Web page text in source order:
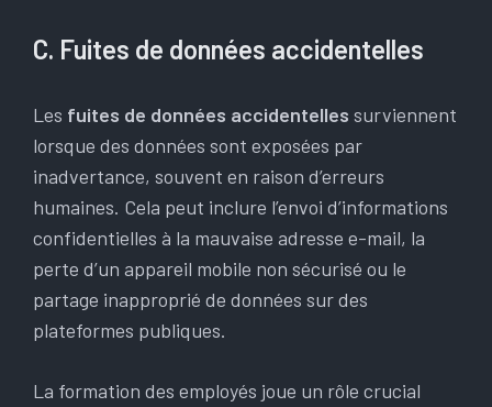
C. Fuites de données accidentelles
Les fuites de données accidentelles surviennent
lorsque des données sont exposées par
inadvertance, souvent en raison d’erreurs
humaines. Cela peut inclure l’envoi d’informations
confidentielles à la mauvaise adresse e-mail, la
perte d’un appareil mobile non sécurisé ou le
partage inapproprié de données sur des
plateformes publiques.
La formation des employés joue un rôle crucial